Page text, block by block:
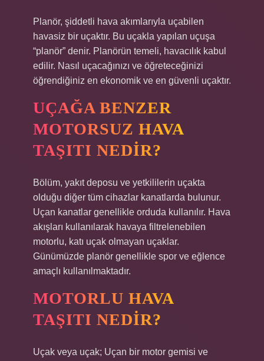
Planör, şiddetli hava akımlarıyla uçabilen
havasiz bir uçaktır. Bu uçakla yapılan uçuşa
“planör” denir. Planörün temeli, havacılık kabul
edilir. Nasıl uçacağınızı ve öğreteceğinizi
öğrendiğiniz en ekonomik ve en güvenli uçaktır.
UÇAĞA BENZER
MOTORSUZ HAVA
TAŞITI NEDIR?
Bölüm, yakıt deposu ve yetkililerin uçakta
olduğu diğer tüm cihazlar kanatlarda bulunur.
Uçan kanatlar genellikle orduda kullanılır. Hava
akışları kullanılarak havaya filtrelenebilen
motorlu, katı uçak olmayan uçaklar.
Günümüzde planör genellikle spor ve eğlence
amaçlı kullanılmaktadır.
MOTORLU HAVA
TAŞITI NEDIR?
Uçak veya uçak; Uçan bir motor gemisi ve